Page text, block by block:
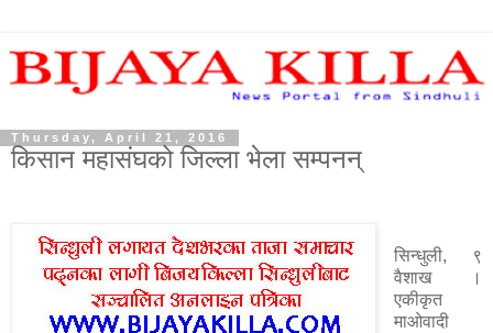
Thursday, April 21, 2016
किसान महासंघको जिल्ला भेला सम्पनन्
सिन्धुली, ९
वैशाख ।
एकीकृत
माओवादी